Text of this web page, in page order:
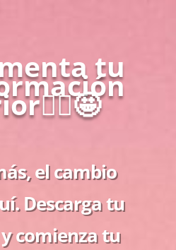
tu
el cambio
Descarga tu
comienza tu